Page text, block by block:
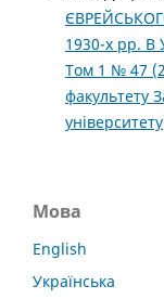
1930-х рр. В
Том 1 № 47
факультету
університету
Мова
English
Українська